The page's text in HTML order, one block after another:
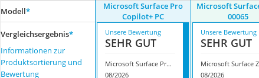
Modell*
Microsoft Surface Pro
Copilot+ PC
Microsoft
00065
Vergleichsergebnis*
Informationen zur
Produktsortierung und
Bewertung
Unsere Bewertung
SEHR GUT
Microsoft Surface Pro Copilot+ PC
08/2026
Unsere Bewertung
SEHR GUT
08/2026